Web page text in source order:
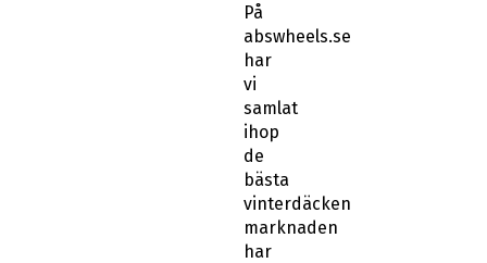
På
abswheels.se
har
vi
samlat
ihop
de
bästa
vinterdäcken
marknaden
har